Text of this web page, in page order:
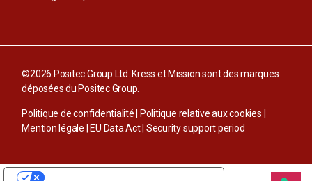
©2026 Positec Group Ltd. Kress et Mission sont des marques
déposées du Positec Group.
Politique de confidentialité Politique relative aux cookies
Mention légale
EU Data Act| Security support period